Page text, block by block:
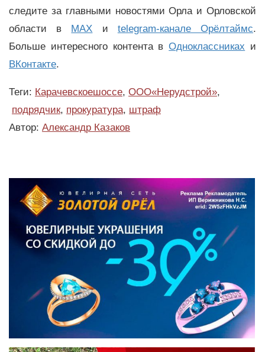
следите за главными новостями Орла и Орловской
области в MAX и telegram-канале Орёлтаймс.
Больше интересного контента вОдноклассниках и
ВКонтакте.
Теги: Карачевскоешоссе, ООО«Нерудстрой»,
подрядчик, прокуратура, штраф
Автор: Александр Казаков